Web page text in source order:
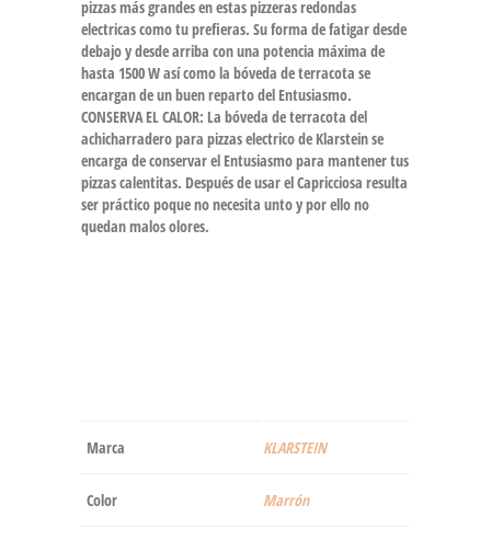
pizzas más grandes en estas pizzeras redondas
electricas como tu prefieras. Su forma de fatigar desde
debajo y desde arriba con una potencia máxima de
hasta 1500 W así como la bóveda de terracota se
encargan de un buen reparto del Entusiasmo.
CONSERVA EL CALOR: La bóveda de terracota del
achicharradero para pizzas electrico de Klarstein se
encarga de conservar el Entusiasmo para mantener tus
pizzas calentitas. Después de usar el Capricciosa resulta
ser práctico poque no necesita unto y por ello no
quedan malos olores.
Marca ‎KLARSTEIN
Color ‎Marrón